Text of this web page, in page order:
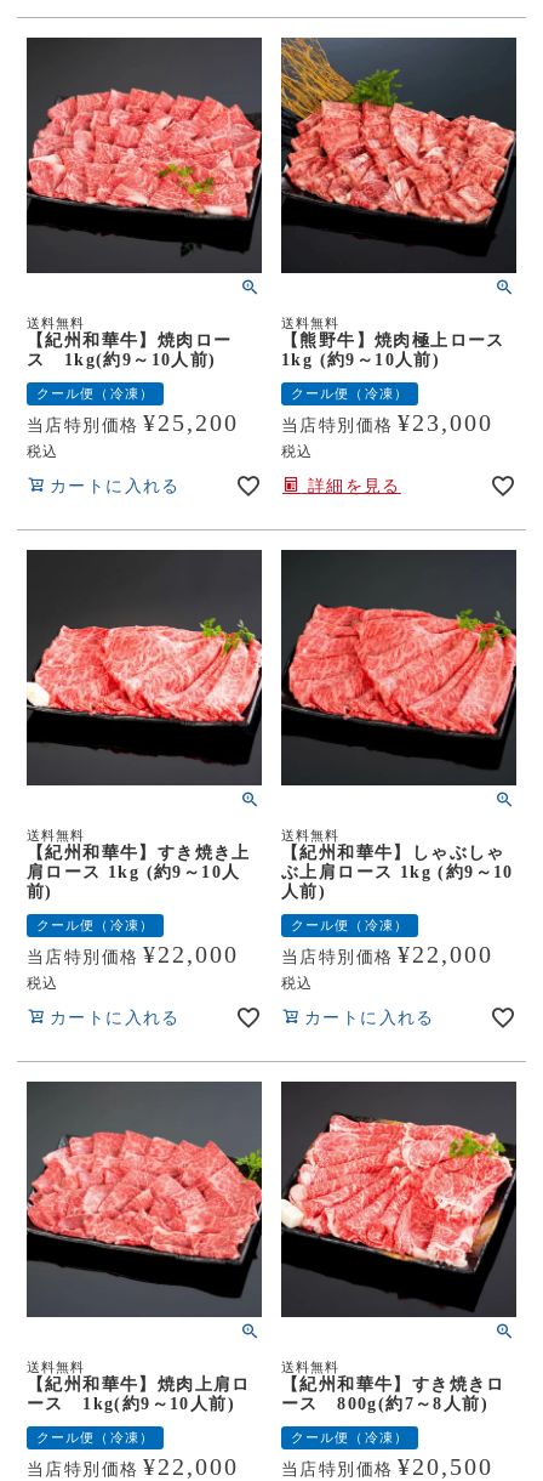
送料無料
【紀州和華牛】焼肉ロー
ス 1kg(約9～10人前)
クール便（冷凍）
当店特別価格 ¥25,200
税込
カートに入れる
送料無料
【熊野牛】焼肉極上ロース
1kg (約9～10人前)
クール便（冷凍）
当店特別価格 ¥23,000
税込
詳細を見る
送料無料
【紀州和華牛】すき焼き上
肩ロース 1kg (約9～10人
前)
クール便（冷凍）
当店特別価格 ¥22,000
税込
カートに入れる
送料無料
【紀州和華牛】しゃぶしゃ
ぶ上肩ロース 1kg (約9～10
人前)
クール便（冷凍）
当店特別価格 ¥22,000
税込
カートに入れる
送料無料
【紀州和華牛】焼肉上肩ロ
ース 1kg(約9～10人前)
クール便（冷凍）
当店特別価格 ¥22,000
送料無料
【紀州和華牛】すき焼きロ
ース 800g(約7～8人前)
クール便（冷凍）
当店特別価格 ¥20,500